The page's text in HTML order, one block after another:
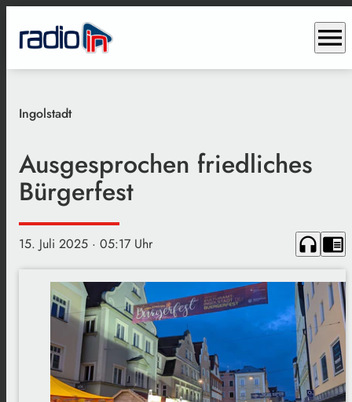
menu
Ingolstadt
Ausgesprochen friedliches
Bürgerfest
15. Juli 2025 · 05:17 Uhr headphones chrome_reader_mode